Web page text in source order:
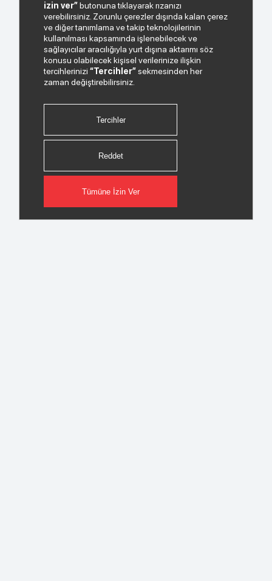
izin ver”butonuna tıklayarak rızanızı
verebilirsiniz. Zorunlu çerezler dışında kalan çerez
ve diğer tanımlama ve takip teknolojilerinin
kullanılması kapsamında işlenebilecek ve
sağlayıcılar aracılığıyla yurt dışına aktarımı söz
konusu olabilecek kişisel verilerinize ilişkin
tercihlerinizi“Tercihler”sekmesinden her
zaman değiştirebilirsiniz.
Tercihler
Reddet
Tümüne İzin Ver